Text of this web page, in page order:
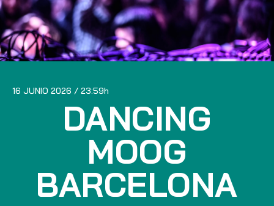
16 JUNIO 2026 23:59
DANCING
MOOG
BARCELONA